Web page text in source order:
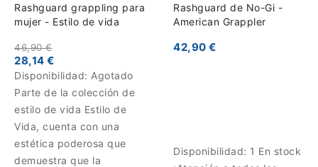
Rashguard grappling para
mujer - Estilo de vida
46,90 €
28,14 €
Disponibilidad: Agotado
Parte de la colección de
estilo de vida Estilo de
Vida, cuenta con una
estética poderosa que
demuestra que la
Rashguard de No-Gi -
American Grappler
42,90 €
Disponibilidad: 1 En stock